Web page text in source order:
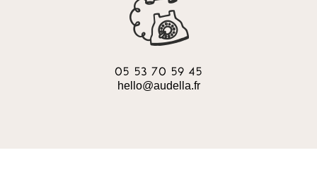
05 53 70 59 45
hello@audella.fr